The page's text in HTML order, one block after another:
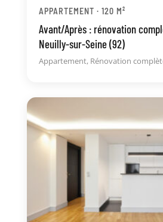
APPARTEMENT · 120 M²
Avant/Après : rénovation
Neuilly-sur-Seine (92)
Appartement, Rénovation